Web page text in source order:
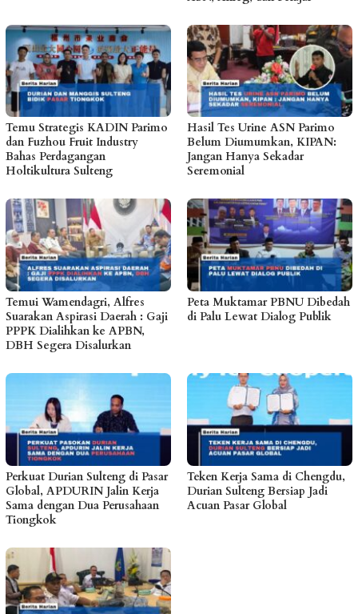
Temu Strategis KADIN Parimo
dan Fuzhou Fruit Industry
Bahas Perdagangan
Holtikultura Sulteng
Hasil Tes Urine ASN Parimo
Belum Diumumkan, KIPAN:
Jangan Hanya Sekadar
Seremonial
Temui Wamendagri, Alfres
Suarakan Aspirasi Daerah : Gaji
PPPK Dialihkan ke APBN,
DBH Segera Disalurkan
Peta Muktamar PBNU Dibedah
di Palu Lewat Dialog Publik
Perkuat Durian Sulteng di Pasar
Global, APDURIN Jalin Kerja
Sama dengan Dua Perusahaan
Tiongkok
Teken Kerja Sama di Chengdu,
Durian Sulteng Bersiap Jadi
Acuan Pasar Global